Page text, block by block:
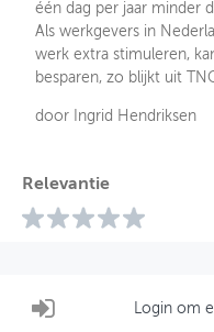
één dag per jaar minder
Als werkgevers in
werk extra stimuleren,
besparen, zo blijkt uit
door Ingrid Hendriksen
Relevantie
Login om